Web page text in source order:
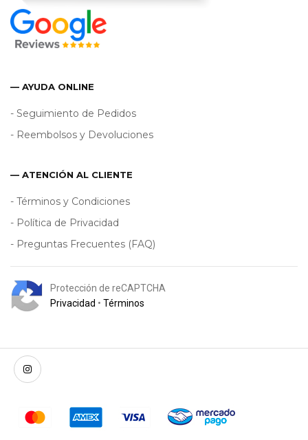
— AYUDA ONLINE
- Seguimiento de Pedidos
- Reembolsos y Devoluciones
— ATENCIÓN AL CLIENTE
- Términos y Condiciones
- Política de Privacidad
- Preguntas Frecuentes (FAQ)
Protección de reCAPTCHA
Privacidad • Términos